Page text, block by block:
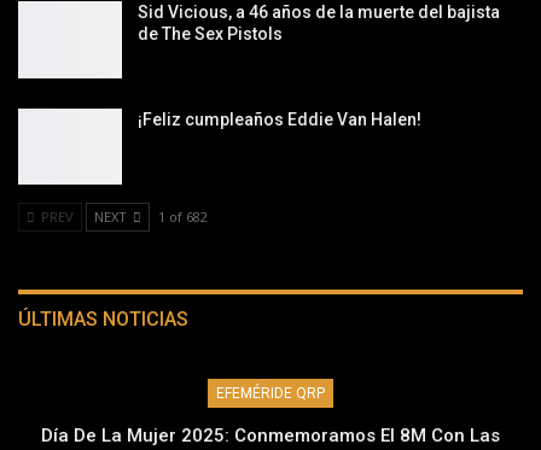
Sid Vicious, a 46 años de la muerte del bajista
de The Sex Pistols
¡Feliz cumpleaños Eddie Van Halen!
PREV NEXT 1 of 682
ÚLTIMAS NOTICIAS
EFEMÉRIDE QRP
Día De La Mujer 2025: Conmemoramos El 8M Con Las